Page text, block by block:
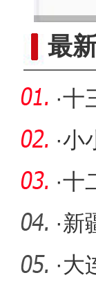
最
·十
赛
·小
·十
暖
·新
万
·大